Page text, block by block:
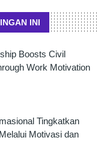
INI
Boosts Civil
Work Motivation
Tingkatkan
Motivasi dan